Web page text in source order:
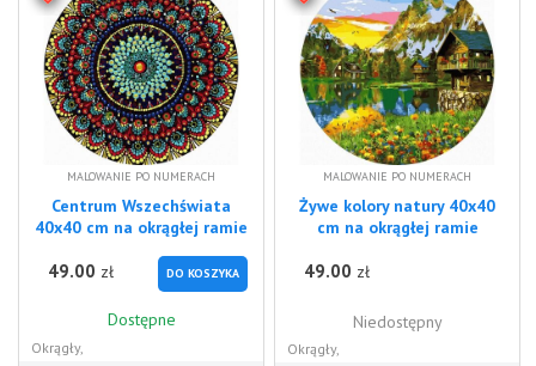
MALOWANIE PO NUMERACH
Centrum Wszechświata
40x40 cm na okrągłej ramie
49.00 zł DO KOSZYKA
Dostępne
Okrągły,
MALOWANIE PO NUMERACH
Żywe kolory natury 40x40
cm na okrągłej ramie
49.00 zł
Niedostępny
Okrągły,